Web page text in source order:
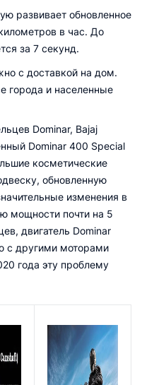
развивает обновленное
в час. До
за 7 секунд.
с доставкой на дом.
города и населенные
Dominar, Bajaj
Dominar 400 Special
косметические
обновленную
изменения в
мощности почти на 5
двигатель Dominar
с другими моторами
года эту проблему